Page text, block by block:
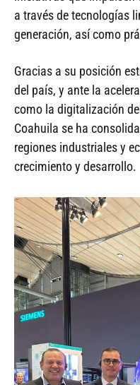
a través de tecnologías
generación, así como
Gracias a su posición
del país, y ante la
como la digitalización
Coahuila se ha
regiones industriales y
crecimiento y desarrollo.